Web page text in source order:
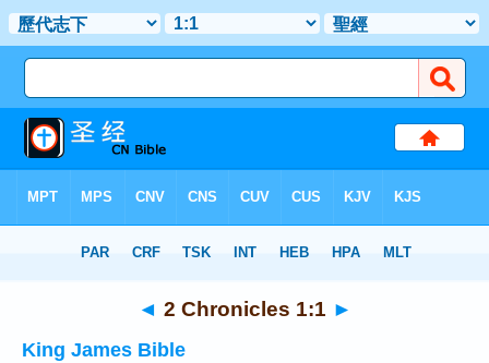
> 2 Chronicles 1:1
◄ 2 Chronicles 1:1 ►
King James Bible